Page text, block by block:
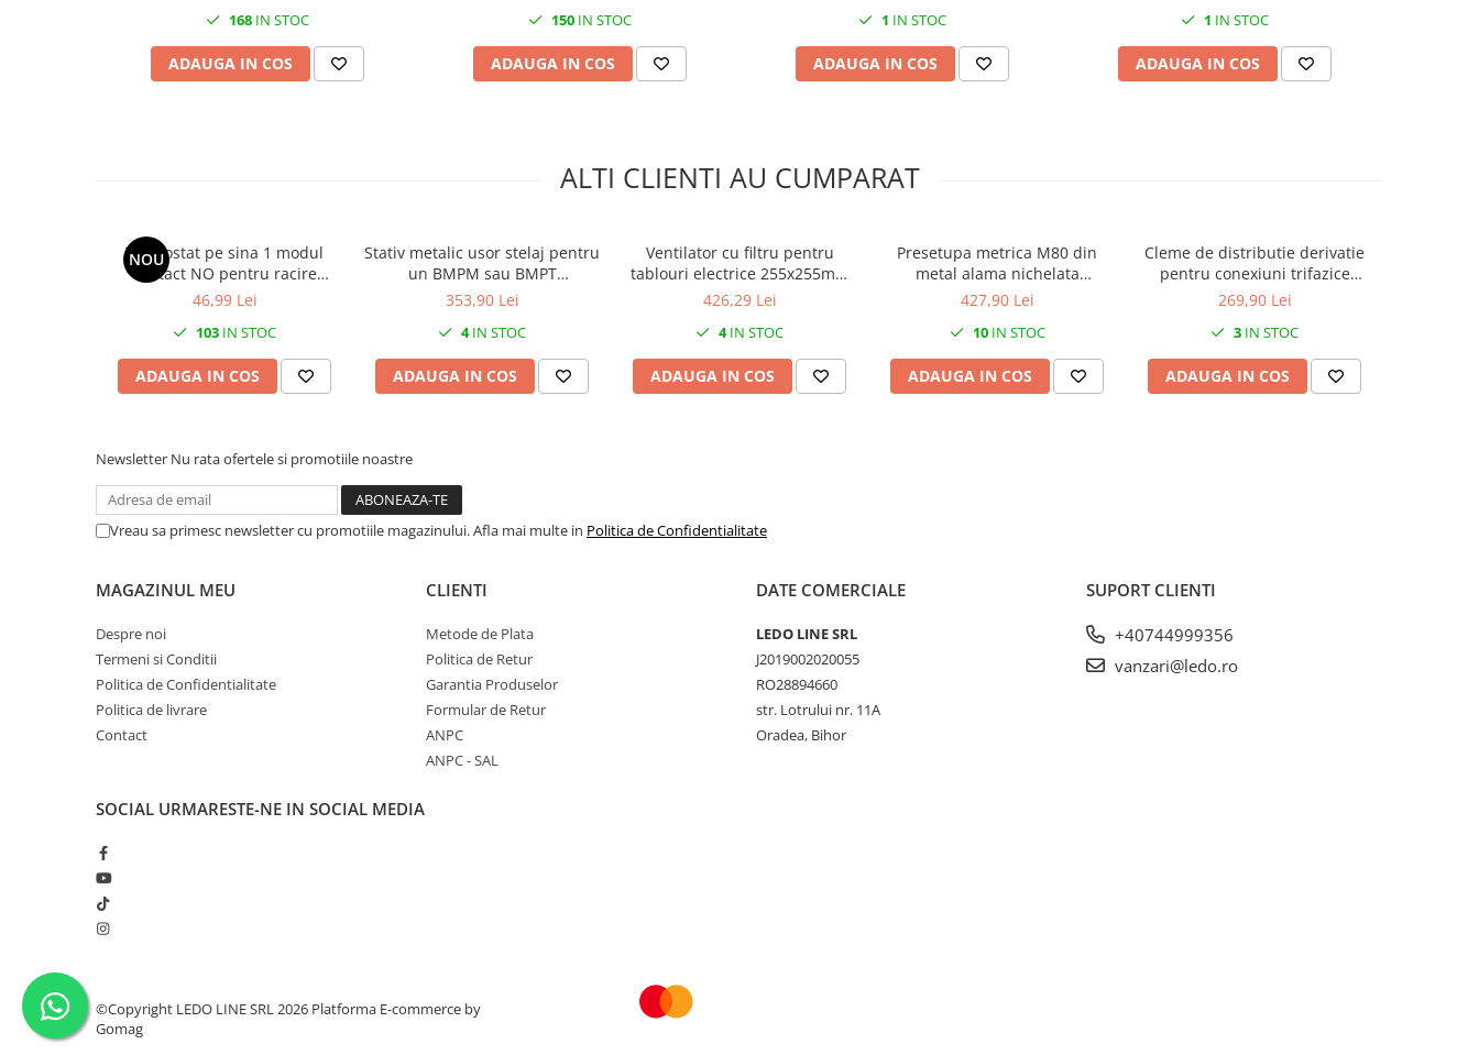
168IN STOC
ADAUGA IN COS
150IN STOC
ADAUGA IN COS
1 IN STOC
ADAUGA IN COS
1 IN STOC
ADAUGA IN COS
ALTI CLIENTI AU CUMPARAT
NOU
Termostat pe sina 1 modul
contact NO pentru racire
ventilare control ventilator -10-
46,99 Lei
103 IN STOC
ADAUGA IN COS
Stativ metalic usor stelaj pentru
un BMPM sau BMPT
2000x300mm
353,90 Lei
4IN STOC
ADAUGA IN COS
Ventilator cu filtru pentru
tablouri electrice 255x255mm
47W 520m3 230V IP54
426,29 Lei
4IN STOC
ADAUGA IN COS
Presetupa metrica M80 din
metal alama nichelata
diametru 55-62mm IP68
427,90 Lei
10IN STOC
ADAUGA IN COS
Cleme de distributie derivatie
pentru conexiuni trifazice
25mm²/35mm² Cu-Al montaj pe
pol/clema
269,90 Lei
3 IN STOC
ADAUGA IN COS
Newsletter Nu rata ofertele si promotiile noastre
Vreau sa primesc newsletter cu promotiile magazinului. Afla mai multe in Politica de Confidentialitate
MAGAZINUL MEU
Despre noi
Termeni si Conditii
Politica de Confidentialitate
Politica de livrare
Contact
CLIENTI
Metode de Plata
Politica de Retur
Garantia Produselor
Formular de Retur
ANPC
ANPC - SAL
DATE COMERCIALE
LEDO LINE SRL
J2019002020055
RO28894660
str. Lotrului nr. 11A
Oradea, Bihor
SUPORT CLIENTI
+40744999356
vanzari@ledo.ro
SOCIAL URMARESTE-NE IN SOCIAL MEDIA
©Copyright LEDO LINE SRL 2026 Platforma E-commerce by
Gomag